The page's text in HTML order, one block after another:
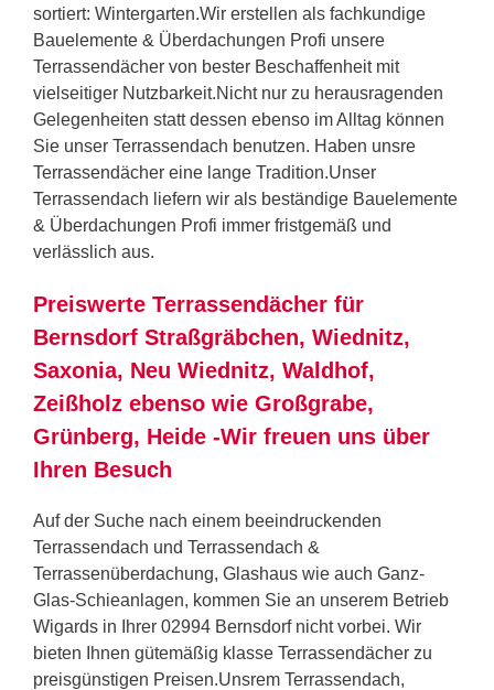
sortiert: Wintergarten.Wir erstellen als fachkundige
Bauelemente & Überdachungen Profi unsere
Terrassendächer von bester Beschaffenheit mit
vielseitiger Nutzbarkeit.Nicht nur zu herausragenden
Gelegenheiten statt dessen ebenso im Alltag können
Sie unser Terrassendach benutzen. Haben unsre
Terrassendächer eine lange Tradition.Unser
Terrassendach liefern wir als beständige Bauelemente
& Überdachungen Profi immer fristgemäß und
verlässlich aus.
Preiswerte Terrassendächer für
Bernsdorf Straßgräbchen, Wiednitz,
Saxonia, Neu Wiednitz, Waldhof,
Zeißholz ebenso wie Großgrabe,
Grünberg, Heide -Wir freuen uns über
Ihren Besuch
Auf der Suche nach einem beeindruckenden
Terrassendach und Terrassendach &
Terrassenüberdachung, Glashaus wie auch Ganz-
Glas-Schieanlagen, kommen Sie an unserem Betrieb
Wigards in Ihrer 02994 Bernsdorf nicht vorbei. Wir
bieten Ihnen gütemäßig klasse Terrassendächer zu
preisgünstigen Preisen.Unsrem Terrassendach,